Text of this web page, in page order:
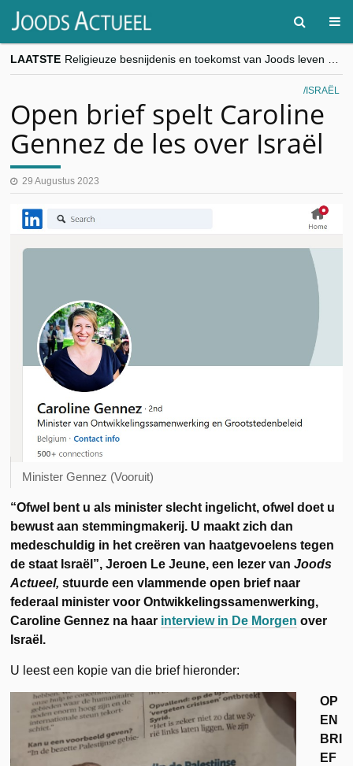
LAATSTE
“Besnijdenisdebat toont hoe moeilijk seculiere Westen minderheden begrijpt”, Jinnih Beels (Vooruit)
CITYTRIP | ROEMENIË – Boekarest: de verrassing van Oost-Europa
ISRAËL
Open brief spelt Caroline
Gennez de les over Israël
29 Augustus 2023
Minister Gennez (Vooruit)
“Ofwel bent u als minister slecht ingelicht, ofwel doet u
bewust aan stemmingmakerij. U maakt zich dan
medeschuldig in het creëren van haatgevoelens tegen
de staat Israël”, Jeroen Le Jeune, een lezer van Joods
Actueel, stuurde een vlammende open brief naar
federaal minister voor Ontwikkelingssamenwerking,
Caroline Gennez na haar interview in De Morgen over
Israël.
U leest een kopie van die brief hieronder:
OP
EN
BRI
EF